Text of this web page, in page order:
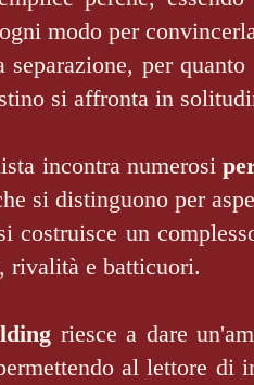
modo per
separazione, per
si affronta in
incontra numerosi
si distinguono per
costruisce un
rivalità e batticuori.
riesce a dare
al lettore di